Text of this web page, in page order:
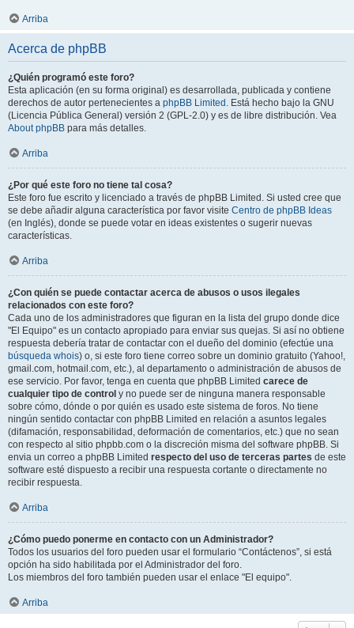
Arriba
Acerca de phpBB
¿Quién programó este foro?
Esta aplicación (en su forma original) es desarrollada, publicada y contiene
derechos de autor pertenecientes a phpBB Limited . Está hecho bajo la GNU
(Licencia Pública General) versión 2 (GPL-2.0) y es de libre distribución. Vea
About phpBB para más detalles.
Arriba
¿Por qué este foro no tiene tal cosa?
Este foro fue escrito y licenciado a través de phpBB Limited. Si usted cree que
se debe añadir alguna característica por favor visite Centro de phpBB Ideas
(en Inglés), donde se puede votar en ideas existentes o sugerir nuevas
características.
Arriba
¿Con quién se puede contactar acerca de abusos o usos ilegales
relacionados con este foro?
Cada uno de los administradores que figuran en la lista del grupo donde dice
"El Equipo" es un contacto apropiado para enviar sus quejas. Si así no obtiene
respuesta debería tratar de contactar con el dueño del dominio (efectúe una
búsqueda whois) o, si este foro tiene correo sobre un dominio gratuito (Yahoo!,
gmail.com, hotmail.com, etc.), al departamento o administración de abusos de
ese servicio. Por favor, tenga en cuenta que phpBB Limited carece de
cualquier tipo de control y no puede ser de ninguna manera responsable
sobre cómo, dónde o por quién es usado este sistema de foros. No tiene
ningún sentido contactar con phpBB Limited en relación a asuntos legales
(difamación, responsabilidad, deformación de comentarios, etc.) que no sean
con respecto al sitio phpbb.com o la discreción misma del software phpBB. Si
envia un correo a phpBB Limited respecto del uso de terceras partes de este
software esté dispuesto a recibir una respuesta cortante o directamente no
recibir respuesta.
Arriba
¿Cómo puedo ponerme en contacto con un Administrador?
Todos los usuarios del foro pueden usar el formulario “Contáctenos”, si está
opción ha sido habilitada por el Administrador del foro.
Los miembros del foro también pueden usar el enlace "El equipo".
Arriba